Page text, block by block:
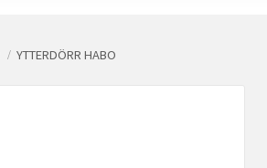
YTTERDÖRR HABO